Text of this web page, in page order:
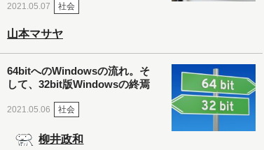
2021.05.07 社会
山本マサヤ
64bitへのWindowsの流れ。そ
して、32bit版Windowsの終焉
2021.05.06 社会
柳井政和